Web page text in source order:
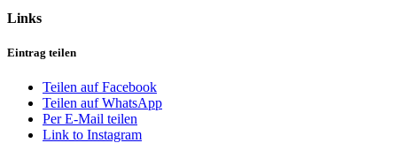
Links
Eintrag teilen
Teilen auf Facebook
Teilen auf WhatsApp
Per E-Mail teilen
Link to Instagram